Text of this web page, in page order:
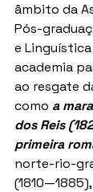
âmbito da
Pós-
e
academia
ao resgate
como a
dos Reis
primeira
norte-rio-